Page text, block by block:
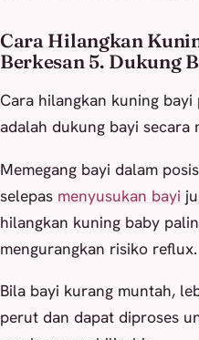
Cara Hilangkan
Berkesan 5. Dukung
Cara hilangkan kuning
adalah dukung bayi secara
Memegang bayi dalam
selepas menyusukan bayi
hilangkan kuning baby
mengurangkan risiko reflux.
Bila bayi kurang muntah,
perut dan dapat diproses